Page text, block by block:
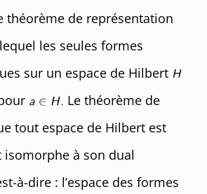
théorème de représentation
les seules formes
sur un espace de Hilbert
Le théorème de
tout espace de Hilbert est
à son dual
à-dire : l’espace des formes